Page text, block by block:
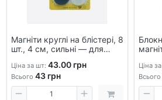
Магніти круглі на блістері, 8
шт., 4 см, сильні — для
холодильника
Ціна за шт: 43.00 грн
Всього 43грн
для
Ціна
Всього